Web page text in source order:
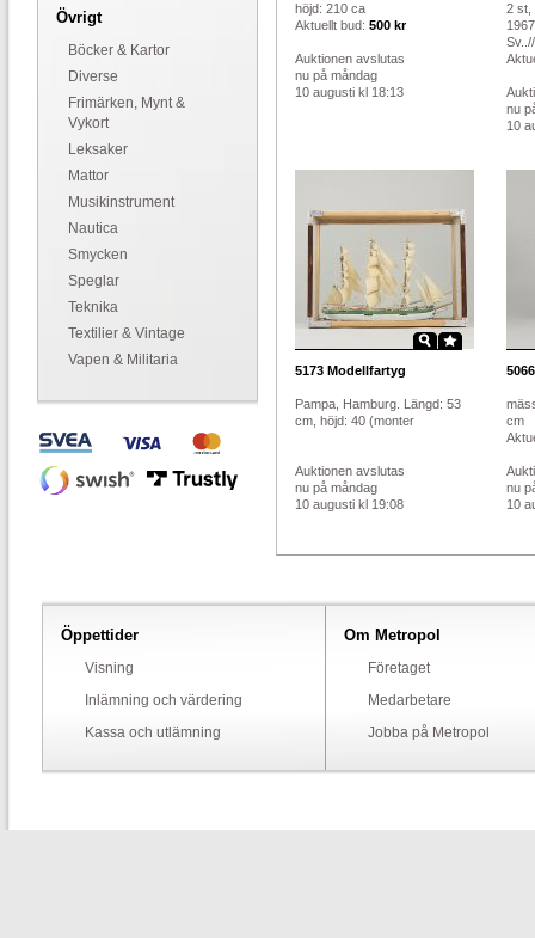
Övrigt
Böcker & Kartor
Diverse
Frimärken, Mynt &
Vykort
Leksaker
Mattor
Musikinstrument
Nautica
Smycken
Speglar
Teknika
Textilier & Vintage
Vapen & Militaria
höjd: 210 ca
Aktuellt bud: 500 kr
Auktionen avslutas
nu på måndag
10 augusti kl 18:13
2 st,
Sv..//
nu
10
5173 Modellfartyg
Pampa, Hamburg. Längd: 53
cm, höjd: 40 (monter
Auktionen avslutas
nu på måndag
10 augusti kl 19:08
5066
cm
nu
10
Öppettider
Visning
Inlämning och värdering
Kassa och utlämning
Om Metropol
Företaget
Medarbetare
Jobba på Metropol